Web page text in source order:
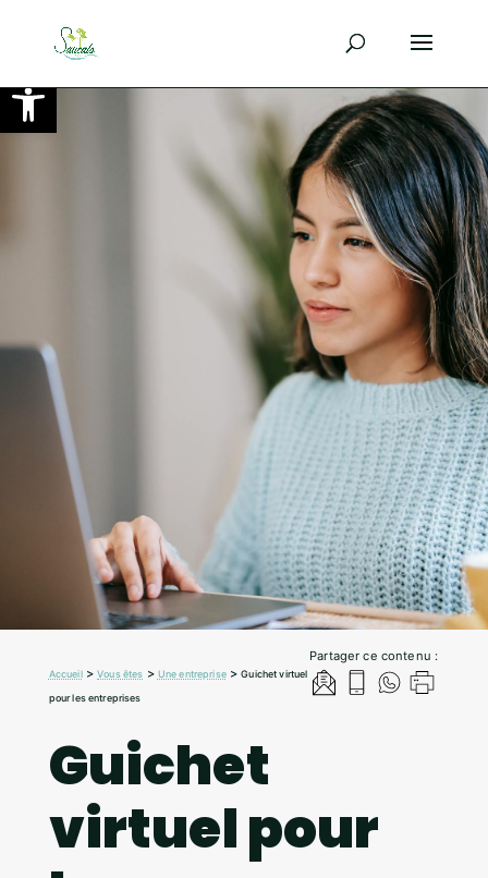
Ouvrir la barre d’outils
Partager ce contenu :
Accueil>Vous êtes > Une entreprise>Guichet virtuel
pour les entreprises
Guichet
virtuel pour